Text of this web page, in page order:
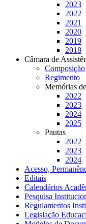
2023
2022
2021
2020
2019
2018
Câmara de
Composição
Regimento
Memórias
2022
2023
2024
2025
Pautas
2022
2023
2024
Acesso,
Editais
Calendários
Pesquisa
Regulamentos
Legislação